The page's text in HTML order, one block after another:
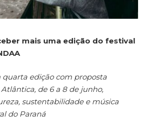
mais uma edição do festival
quarta edição com proposta
de 6 a 8 de junho,
sustentabilidade e música
do Paraná